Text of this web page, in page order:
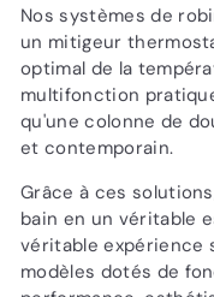
Nos systèmes de
un mitigeur
optimal de la
multifonction
qu'une colonne de
et contemporain.
Grâce à ces
bain en un véritable
véritable expérience
modèles dotés de